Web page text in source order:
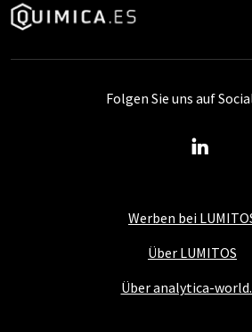
Werben bei
Über LUMITOS
Über analytica-
Folgen Sie uns auf